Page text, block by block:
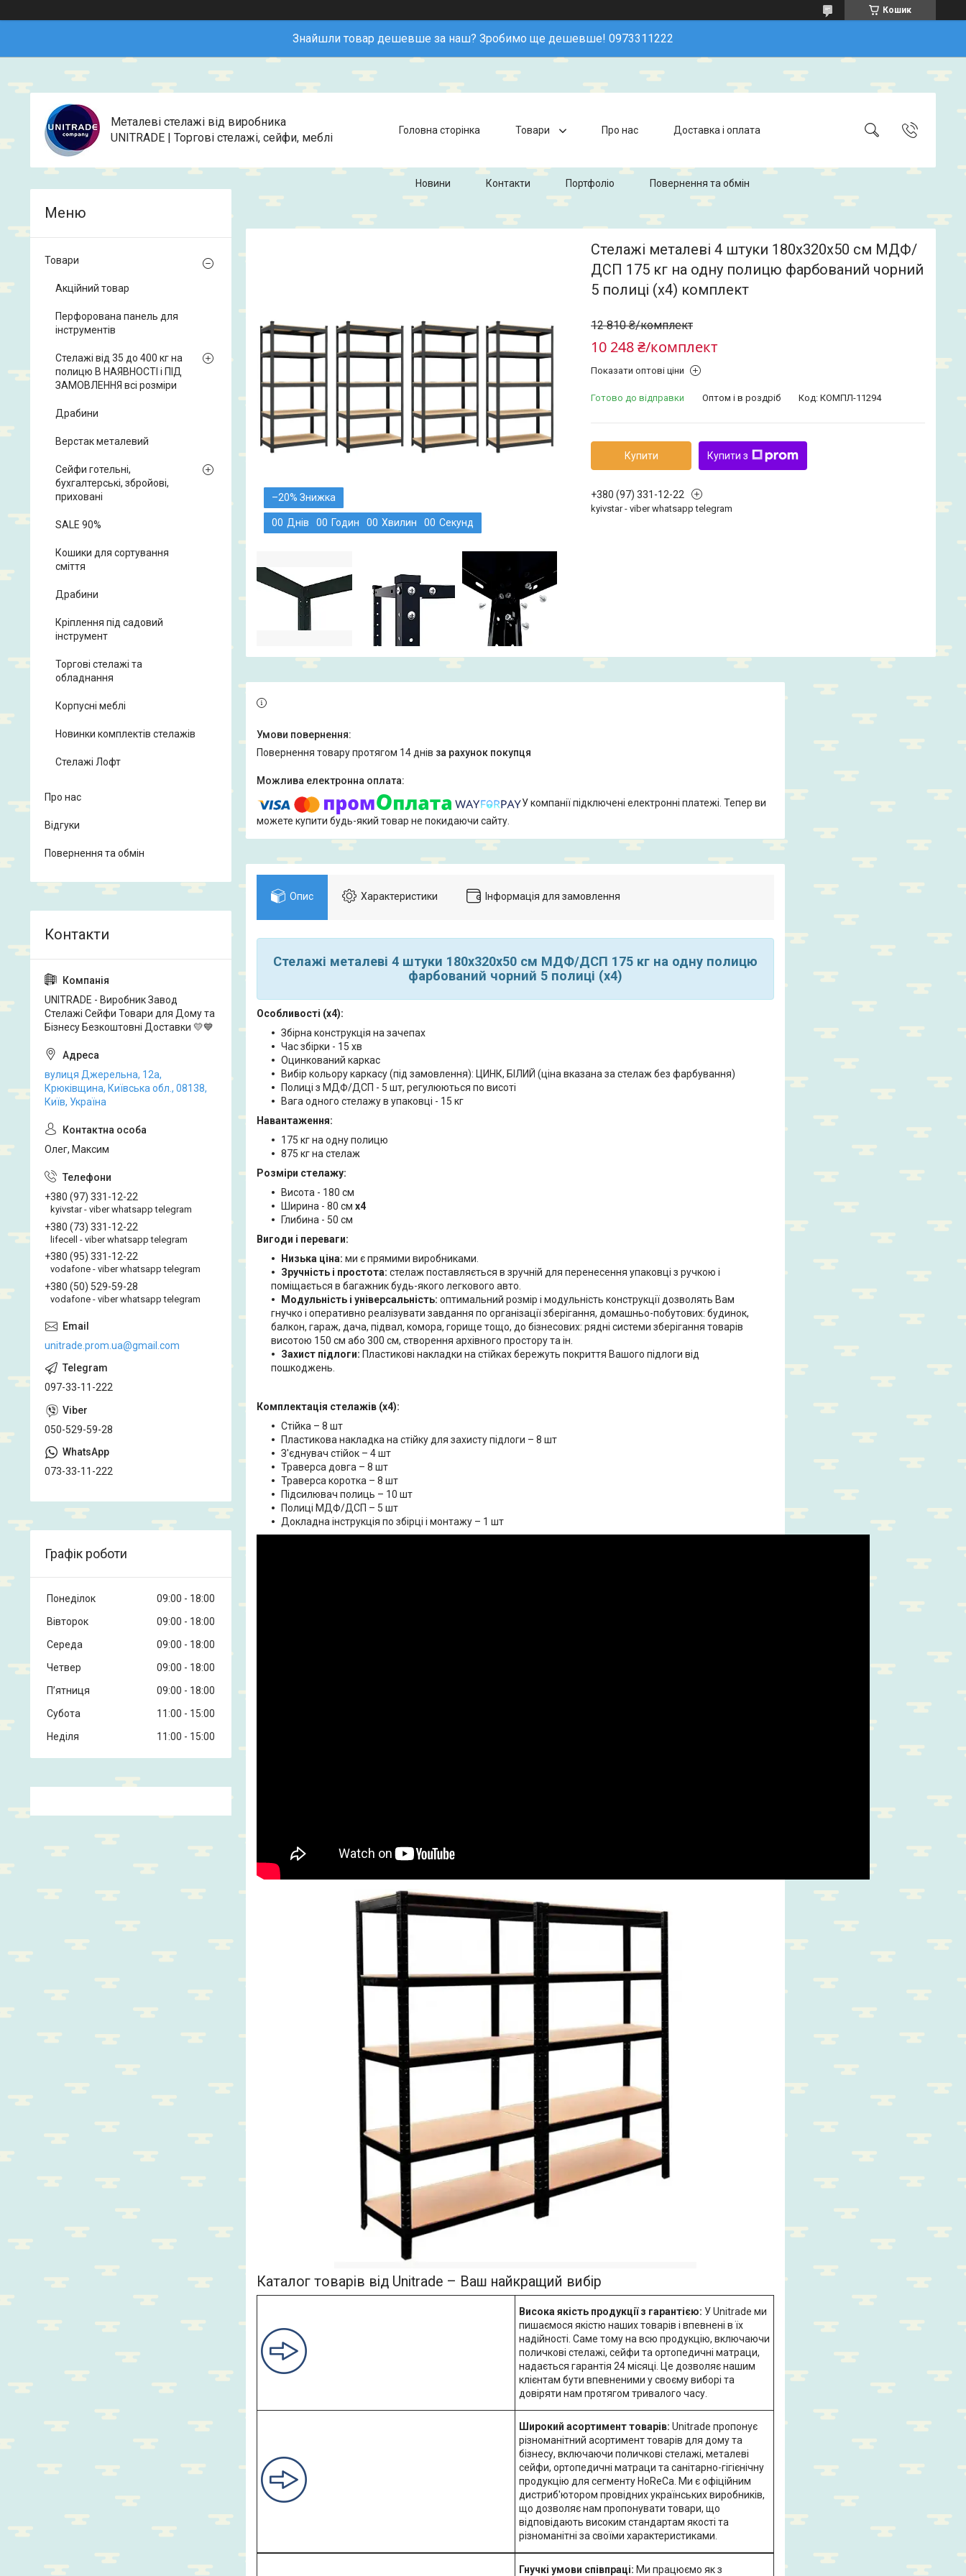
Кошик
Знайшли товар дешевше за наш? Зробимо ще дешевше! 0973311222
Металеві стелажі від виробника
UNITRADE | Торгові стелажі, сейфи, меблі
Головна сторінка Товари Про нас Доставка і оплата
Новини Контакти Портфоліо Повернення та обмін
–20%
00 Днів 00 Годин 00 Хвилин 00 Секунд
Стелажі металеві 4 штуки 180х320х50 см МДФ/
ДСП 175 кг на одну полицю фарбований чорний
5 полиці (х4) комплект
12 810 ₴/комплект
10 248 ₴/комплект
Показати оптові ціни
Готово до відправки Оптом і в роздріб Код: КОМПЛ-11294
Купити Купити з
+380 (97) 331-12-22
kyivstar - viber whatsapp telegram
повернення товару протягом 14 днів за рахунок покупця
У компанії підключені електронні платежі. Тепер ви
можете купити будь-який товар не покидаючи сайту.
Опис Характеристики Інформація для замовлення
Стелажі металеві 4 штуки 180х320х50 см МДФ/ДСП 175 кг на одну полицю
фарбований чорний 5 полиці (х4)
Особливості (х4):
Збірна конструкція на зачепах
Час збірки - 15 хв
Оцинкований каркас
Вибір кольору каркасу (під замовлення): ЦИНК, БІЛИЙ (ціна вказана за стелаж без фарбування)
Полиці з МДФ/ДСП - 5 шт, регулюються по висоті
Вага одного стелажу в упаковці - 15 кг
Навантаження:
175 кг на одну полицю
875 кг на стелаж
Розміри стелажу:
Висота - 180 см
Ширина - 80 см х4
Глибина - 50 см
Вигоди і переваги:
Низька ціна: ми є прямими виробниками.
Зручність і простота: стелаж поставляється в зручній для перенесення упаковці з ручкою і
поміщається в багажник будь-якого легкового авто.
Модульність і універсальність: оптимальний розмір і модульність конструкції дозволять Вам
гнучко і оперативно реалізувати завдання по організації зберігання, домашньо-побутових: будинок,
балкон, гараж, дача, підвал, комора, горище тощо, до бізнесових: рядні системи зберігання товарів
висотою 150 см або 300 см, створення архівного простору та ін.
Захист підлоги: Пластикові накладки на стійках бережуть покриття Вашого підлоги від
пошкоджень.
Комплектація стелажів (х4):
Стійка – 8 шт
Пластикова накладка на стійку для захисту підлоги – 8 шт
З'єднувач стійок – 4 шт
Траверса довга – 8 шт
Траверса коротка – 8 шт
Підсилювач полиць – 10 шт
Полиці МДФ/ДСП – 5 шт
Докладна інструкція по збірці і монтажу – 1 шт
Каталог товарів від Unitrade – Ваш найкращий вибір
Висока якість продукції з гарантією: У Unitrade ми
пишаємося якістю наших товарів і впевнені в їх
надійності. Саме тому на всю продукцію, включаючи
поличкові стелажі, сейфи та ортопедичні матраци,
надається гарантія 24 місяці. Це дозволяє нашим
клієнтам бути впевненими у своєму виборі та
довіряти нам протягом тривалого часу.
Широкий асортимент товарів: Unitrade пропонує
різноманітний асортимент товарів для дому та
бізнесу, включаючи поличкові стелажі, металеві
сейфи, ортопедичні матраци та санітарно-гігієнічну
продукцію для сегменту HoReCa. Ми є офіційним
дистриб'ютором провідних українських виробників,
що дозволяє нам пропонувати товари, що
відповідають високим стандартам якості та
різноманітні за своїми характеристиками.
Гнучкі умови співпраці: Ми працюємо як з
Товари
Акційний товар
Перфорована панель для
інструментів
Стелажі від 35 до 400 кг на
полицю В НАЯВНОСТІ і ПІД
ЗАМОВЛЕННЯ всі розміри
Драбини
Верстак металевий
Сейфи готельні,
бухгалтерські, збройові,
приховані
SALE 90%
Кошики для сортування
сміття
Драбини
Кріплення під садовий
інструмент
Торгові стелажі та
обладнання
Корпусні меблі
Новинки комплектів стелажів
Стелажі Лофт
Про нас
Відгуки
Повернення та обмін
UNITRADE - Виробник Завод
Стелажі Сейфи Товари для Дому та
Бізнесу Безкоштовні Доставки 💛💙
вулиця Джерельна, 12а,
Крюківщина, Київська обл., 08138,
Київ, Україна
Олег, Максим
+380 (97) 331-12-22
kyivstar - viber whatsapp telegram
+380 (73) 331-12-22
lifecell - viber whatsapp telegram
+380 (95) 331-12-22
vodafone - viber whatsapp telegram
+380 (50) 529-59-28
vodafone - viber whatsapp telegram
unitrade.prom.ua@gmail.com
097-33-11-222
050-529-59-28
073-33-11-222
Графік роботи
Понеділок 09:00
18:00
Вівторок
09:00
18:00
Середа
09:00
18:00
Четвер
09:00
18:00
Пʼятниця
09:00
18:00
Субота
11:00
15:00
Неділя
11:00 15:00